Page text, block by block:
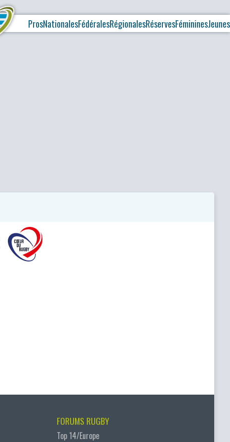
ProsNationalesFédéralesRégionalesRéservesFémininesJeunes
FORUMS RUGBY
Top 14/Europe